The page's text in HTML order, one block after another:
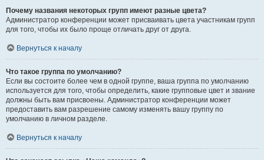
Почему названия некоторых групп имеют разные цвета?
Администратор конференции может присваивать цвета участникам групп
для того, чтобы их было проще отличать друг от друга.
Вернуться к началу
Что такое группа по умолчанию?
Если вы состоите более чем в одной группе, ваша группа по умолчанию
используется для того, чтобы определить, какие групповые цвет и звание
должны быть вам присвоены. Администратор конференции может
предоставить вам разрешение самому изменять вашу группу по
умолчанию в личном разделе.
Вернуться к началу